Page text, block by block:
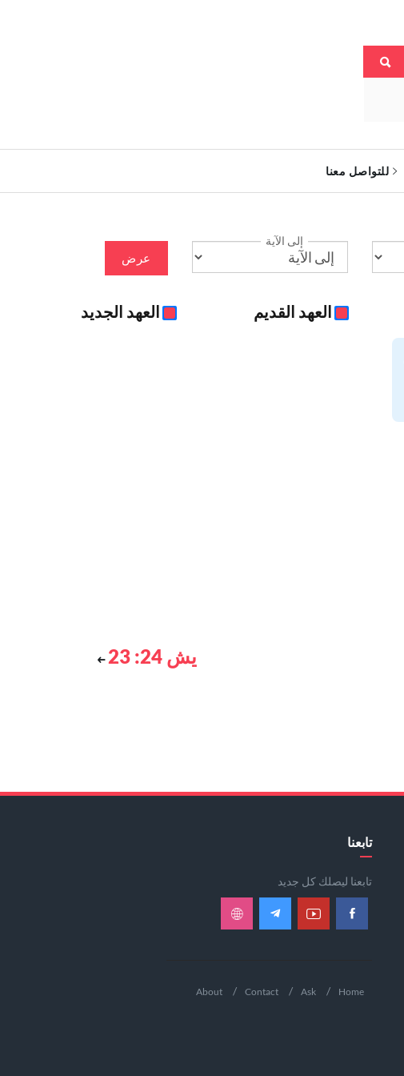
للتواصل معنا
إلى الآية
عرض
العهد القديم العهد الجديد
يش 24: 23
تابعنا
تابعنا ليصلك كل جديد
Home
Ask
Contact
About